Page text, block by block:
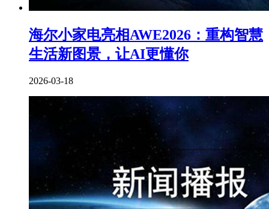
海尔小家电亮相AWE2026：重构智慧
生活新图景，让AI更懂你
2026-03-18